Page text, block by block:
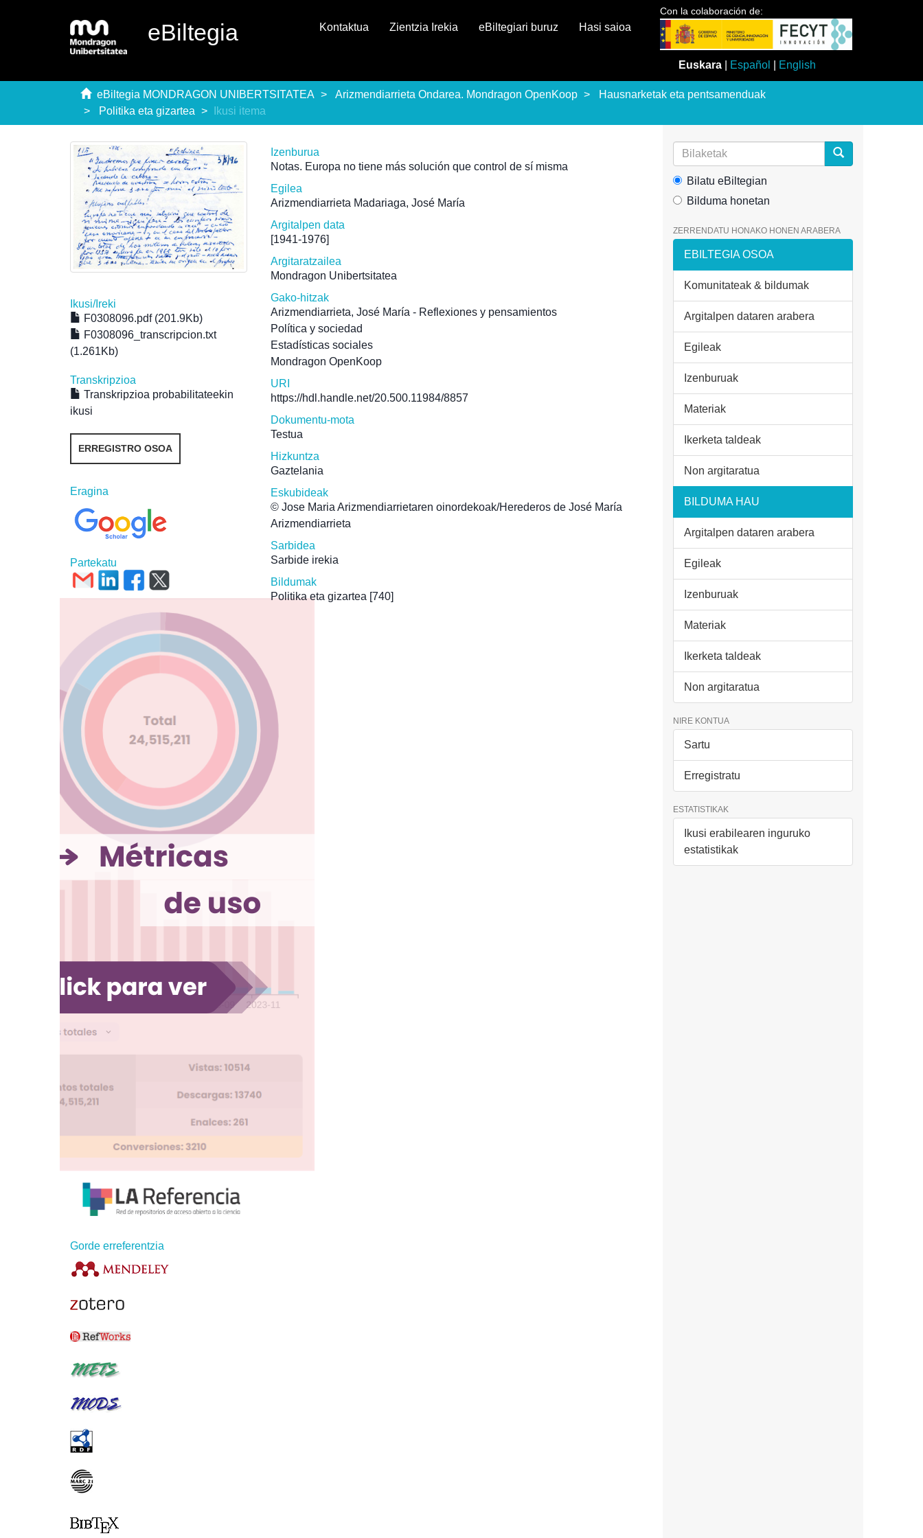
eBiltegia
Con la colaboración de:
Euskara Español English
Kontaktua Zientzia Irekia eBiltegiari buruz Hasi saioa
eBiltegia MONDRAGON UNIBERTSITATEA Arizmendiarrieta Ondarea. Mondragon OpenKoop
Hausnarketak eta pentsamenduak
Politika eta gizartea
Ikusi itema
Ikusi/Ireki
F0308096.pdf (201.9Kb)
F0308096_transcripcion.txt
(1.261Kb)
Transkripzioa
Transkripzioa probabilitateekin
ikusi
ERREGISTRO OSOA
Eragina
Partekatu
Gorde erreferentzia
Izenburua
Notas. Europa no tiene más solución que control de sí misma
Egilea
Arizmendiarrieta Madariaga, José María
Argitalpen data
[1941-1976]
Argitaratzailea
Mondragon Unibertsitatea
Gako-hitzak
Arizmendiarrieta, José María - Reflexiones y pensamientos
Política y sociedad
Estadísticas sociales
Mondragon OpenKoop
URI
https://hdl.handle.net/20.500.11984/8857
Dokumentu-mota
Testua
Hizkuntza
Gaztelania
Eskubideak
© Jose Maria Arizmendiarrietaren oinordekoak/Herederos de José María
Arizmendiarrieta
Sarbidea
Sarbide irekia
Bildumak
Politika eta gizartea [740]
Bilatu eBiltegian
Bilduma honetan
ZERRENDATU HONAKO HONEN ARABERA
EBILTEGIA OSOA
Komunitateak & bildumak
Argitalpen dataren arabera
Egileak
Izenburuak
Materiak
Ikerketa taldeak
Non argitaratua
BILDUMA HAU
Argitalpen dataren arabera
Egileak
Izenburuak
Materiak
Ikerketa taldeak
Non argitaratua
NIRE KONTUA
Sartu
Erregistratu
ESTATISTIKAK
Ikusi erabilearen inguruko
estatistikak